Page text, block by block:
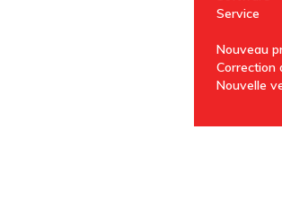
Service
Nouveau
Correction
Nouvelle